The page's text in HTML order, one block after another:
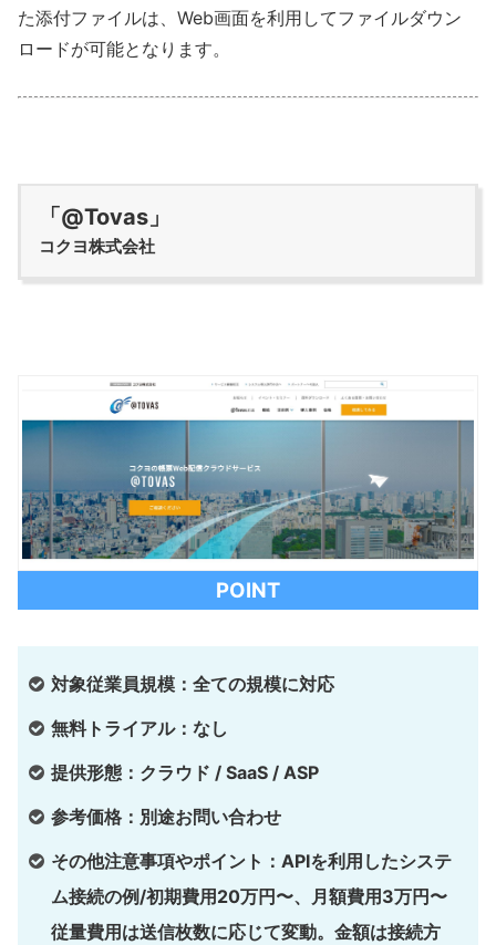
た添付ファイルは、Web画面を利用してファイルダウン
ロードが可能となります。
「@Tovas」
コクヨ株式会社
POINT
対象従業員規模：全ての規模に対応
無料トライアル：なし
提供形態：クラウド / SaaS / ASP
参考価格：別途お問い合わせ
その他注意事項やポイント：APIを利用したシステ
ム接続の例/初期費用20万円〜、月額費用3万円〜
従量費用は送信枚数に応じて変動。金額は接続方